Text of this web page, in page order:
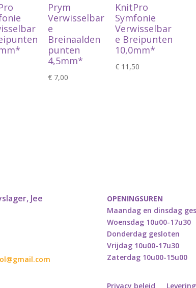
Prym
Verwisselbar
e
Breinaalden
punten
4,5mm*
€7,00
KnitPro
Symfonie
Verwisselbar
e Breipunten
10,0mm*
€ 11,50
Jee
OPENINGSUREN
Maandag en dinsdag
Woensdag 10u00-17u30
Donderdag gesloten
Vrijdag 10u00-17u30
Zaterdag 10u00-15u00
Privacy beleid